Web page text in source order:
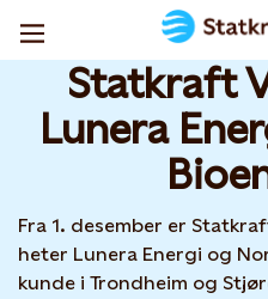
Statkraft Varme har fått nye
Statkraft
Lunera
Fra 1. desember er
heter Lunera Energi og
kunde i Trondheim og